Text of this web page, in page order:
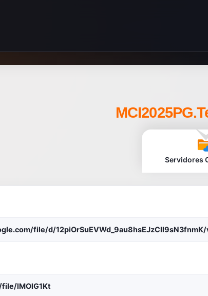
Servidores
file/d/
lMOlG1Kt